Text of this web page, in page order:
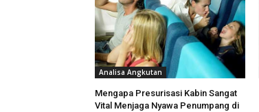
Analisa Angkutan
Mengapa Presurisasi Kabin Sangat
Vital Menjaga Nyawa Penumpang di